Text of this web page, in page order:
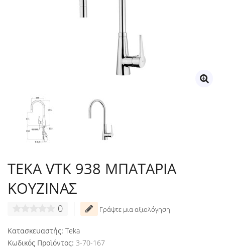
TEKA VTK 938 ΜΠΑΤΑΡΙΑ
ΚΟΥΖΙΝΑΣ
0 Γράψτε μια αξιολόγηση
Κατασκευαστής: Teka
Κωδικός Προϊόντος: 3-70-167